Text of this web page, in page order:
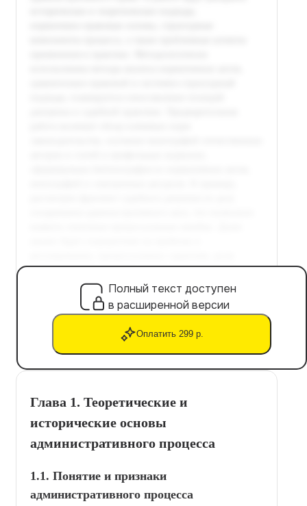
Полный текст доступен
в расширенной версии
Оплатить 299 р.
Глава 1. Теоретические и
исторические основы
административного процесса
1.1. Понятие и признаки
административного процесса